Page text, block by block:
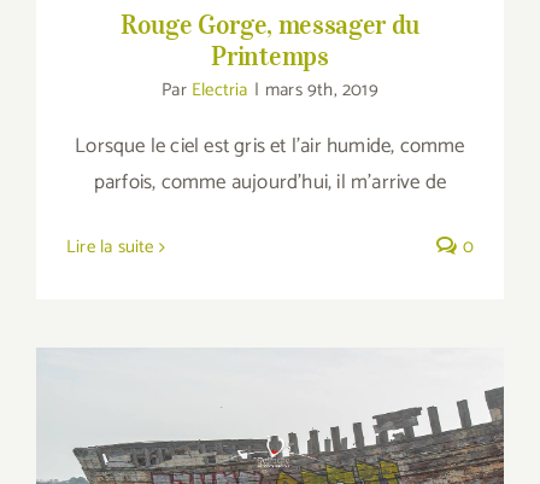
Rouge Gorge, messager du
Printemps
Par Electria | mars 9th, 2019
Lorsque le ciel est gris et l'air humide, comme
parfois, comme aujourd'hui, il m'arrive de
Lire la suite 0